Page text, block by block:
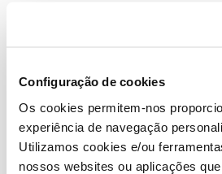
Configuração de cookies
Os cookies permitem-nos
experiência de navegação
Utilizamos cookies e/ou
nossos websites ou aplicações
Descubra as novidades de